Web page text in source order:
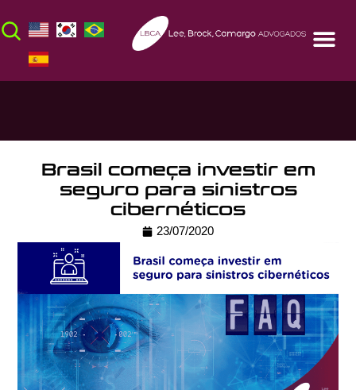
Brasil começa investir em
seguro para sinistros
cibernéticos
23/07/2020